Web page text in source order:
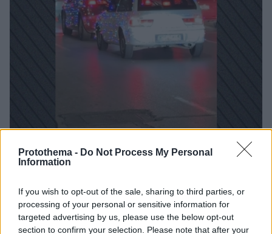
Protothema - Do Not Process My Personal
Information
If you wish to opt-out of the sale, sharing to third parties, or
processing of your personal or sensitive information for
targeted advertising by us, please use the below opt-out
section to confirm your selection. Please note that after your
αυτοκίνητά τους και «φώτισαν» τους δρόμους της
Θεσσαλονίκης, δείτε βίντεο
Οι περαστικοί δεν κρύβουν τον ενθουσιασμό τους,
26.11.2025, 12:27